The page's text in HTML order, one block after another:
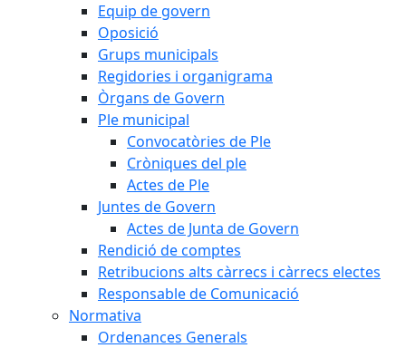
Equip de govern
Oposició
Grups municipals
Regidories i organigrama
Òrgans de Govern
Ple municipal
Convocatòries de Ple
Cròniques del ple
Actes de Ple
Juntes de Govern
Actes de Junta de Govern
Rendició de comptes
Retribucions alts càrrecs i càrrecs electes
Responsable de Comunicació
Normativa
Ordenances Generals